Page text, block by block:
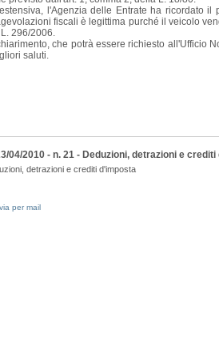
l'Agenzia delle Entrate ha ricordato
fiscali è legittima purché il veicolo
296/2006.
che potrà essere richiesto all'Ufficio
saluti.
04/2010 - n. 21 - Deduzioni, detrazioni e
detrazioni e crediti d'imposta
per mail